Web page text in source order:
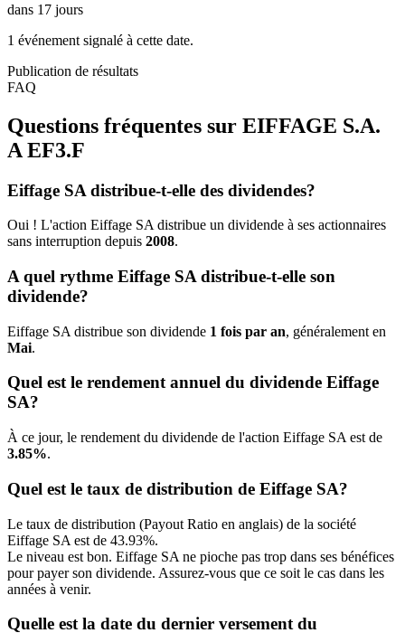
dans 17 jours
1 événement signalé à cette date.
Publication de résultats
FAQ
Questions fréquentes sur EIFFAGE S.A.
A EF3.F
Eiffage SA distribue-t-elle des dividendes?
Oui ! L'action Eiffage SA distribue un dividende à ses actionnaires
sans interruption depuis 2008.
A quel rythme Eiffage SA distribue-t-elle son
dividende?
Eiffage SA distribue son dividende 1 fois par an, généralement en
Mai.
Quel est le rendement annuel du dividende Eiffage
SA?
À ce jour, le rendement du dividende de l'action Eiffage SA est de
3.85%.
Quel est le taux de distribution de Eiffage SA?
Le taux de distribution (Payout Ratio en anglais) de la société
Eiffage SA est de 43.93%.
Le niveau est bon. Eiffage SA ne pioche pas trop dans ses bénéfices
pour payer son dividende. Assurez-vous que ce soit le cas dans les
années à venir.
Quelle est la date du dernier versement du